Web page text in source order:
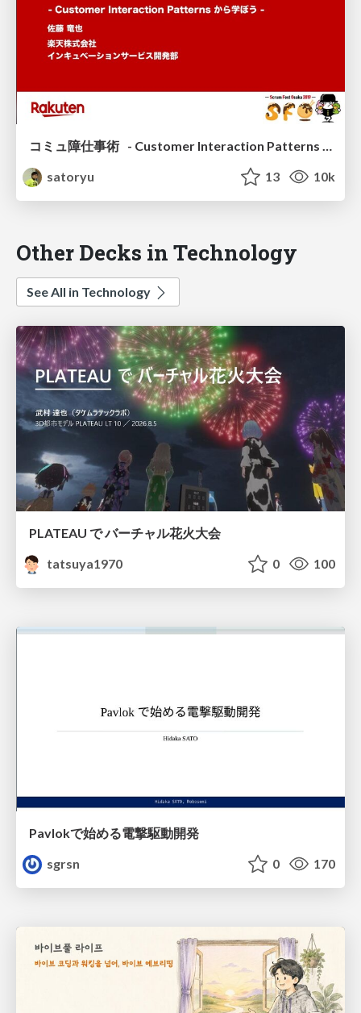
コミュ障仕事術 - Customer Interaction Patterns から学ぼう - / work hacks for people with communication difficulties
satoryu
13 10k
Other Decks in Technology
See All in Technology
PLATEAU で バーチャル花火大会
tatsuya1970
0 100
Pavlokで始める電撃駆動開発
sgrsn
0 170